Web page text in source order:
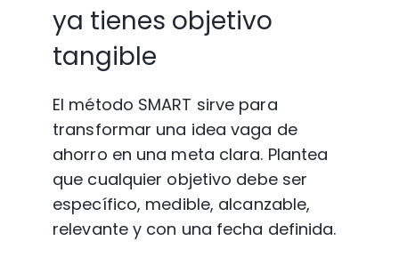
ya tienes objetivo
tangible
El método SMART sirve para
transformar una idea vaga de
ahorro en una meta clara. Plantea
que cualquier objetivo debe ser
específico, medible, alcanzable,
relevante y con una fecha definida.